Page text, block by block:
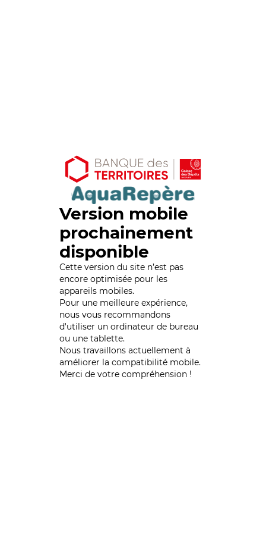
Version mobile
prochainement
disponible
Cette version du site n’est pas
encore optimisée pour les
appareils mobiles.
Pour une meilleure expérience,
nous vous recommandons
d'utiliser un ordinateur de bureau
ou une tablette.
Nous travaillons actuellement à
améliorer la compatibilité mobile.
Merci de votre compréhension !